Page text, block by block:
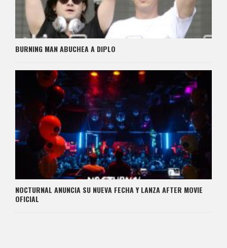
BURNING MAN ABUCHEA A DIPLO
NOCTURNAL ANUNCIA SU NUEVA FECHA Y LANZA AFTER MOVIE
OFICIAL